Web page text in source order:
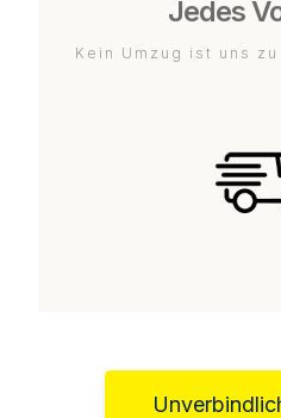
Jedes
Kein Umzug ist uns